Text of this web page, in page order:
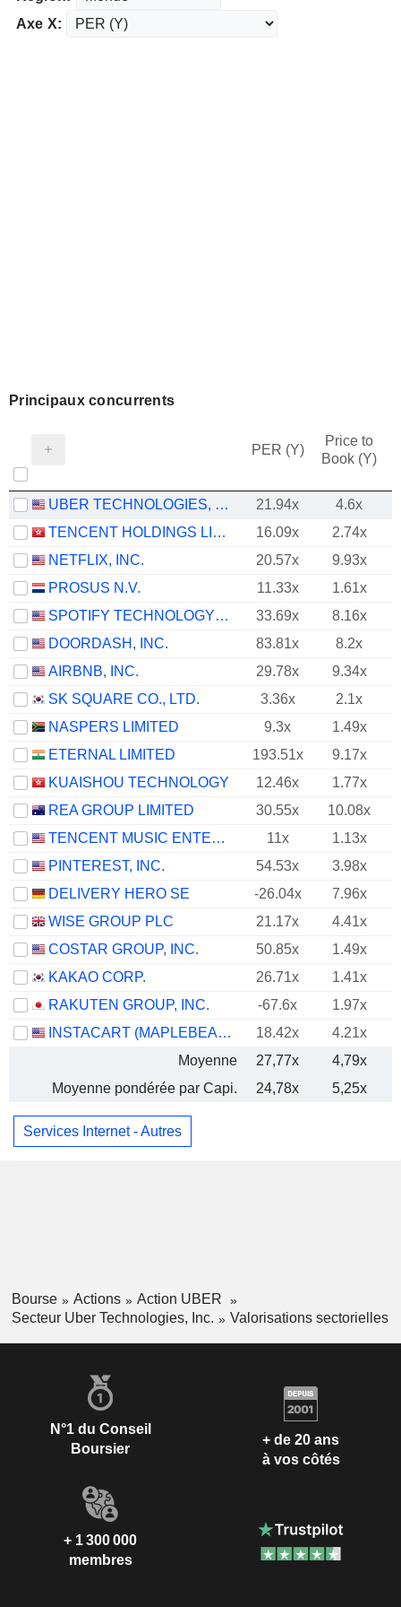
Axe X:
Principaux concurrents
PER (Y)
Price to
Book (Y)
UBER TECHNOLOGIES, INC. 21.94x
4.6x
TENCENT HOLDINGS LIMITED
16.09x
2.74x
NETFLIX, INC.
20.57x
9.93x
PROSUS N.V.
11.33x
1.61x
SPOTIFY TECHNOLOGY S.A.
33.69x
8.16x
DOORDASH, INC.
83.81x
8.2x
AIRBNB, INC.
29.78x
9.34x
SK SQUARE CO., LTD.
3.36x
2.1x
NASPERS LIMITED
9.3x
1.49x
ETERNAL LIMITED
193.51x
9.17x
KUAISHOU TECHNOLOGY
12.46x
1.77x
REA GROUP LIMITED
30.55x
10.08x
TENCENT MUSIC ENTERTAINMENT GROUP
11x
1.13x
PINTEREST, INC.
54.53x
3.98x
DELIVERY HERO SE
-26.04x
7.96x
WISE GROUP PLC
21.17x
4.41x
COSTAR GROUP, INC.
50.85x
1.49x
KAKAO CORP.
26.71x
1.41x
RAKUTEN GROUP, INC.
-67.6x
1.97x
INSTACART (MAPLEBEAR)
18.42x
4.21x
Moyenne
27,77x
4,79x
Moyenne pondérée par Capi.
24,78x 5,25x
Services Internet - Autres
Bourse Actions
Action UBER
Secteur Uber Technologies, Inc.
Valorisations sectorielles
N°1 du Conseil
Boursier
+ de 20 ans
à vos côtés
+ 1 300 000
membres